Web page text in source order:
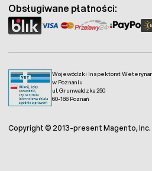
Wojewódzki Inspektorat
w Poznaniu
ul. Grunwaldzka 250
60-166 Poznań
Obsługiwane płatności:
Copyright © 2013-present Magento,